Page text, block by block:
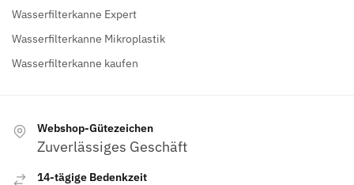
Wasserfilterkanne Expert
Wasserfilterkanne Mikroplastik
Wasserfilterkanne kaufen
Webshop-Gütezeichen
Zuverlässiges Geschäft
14-tägige Bedenkzeit